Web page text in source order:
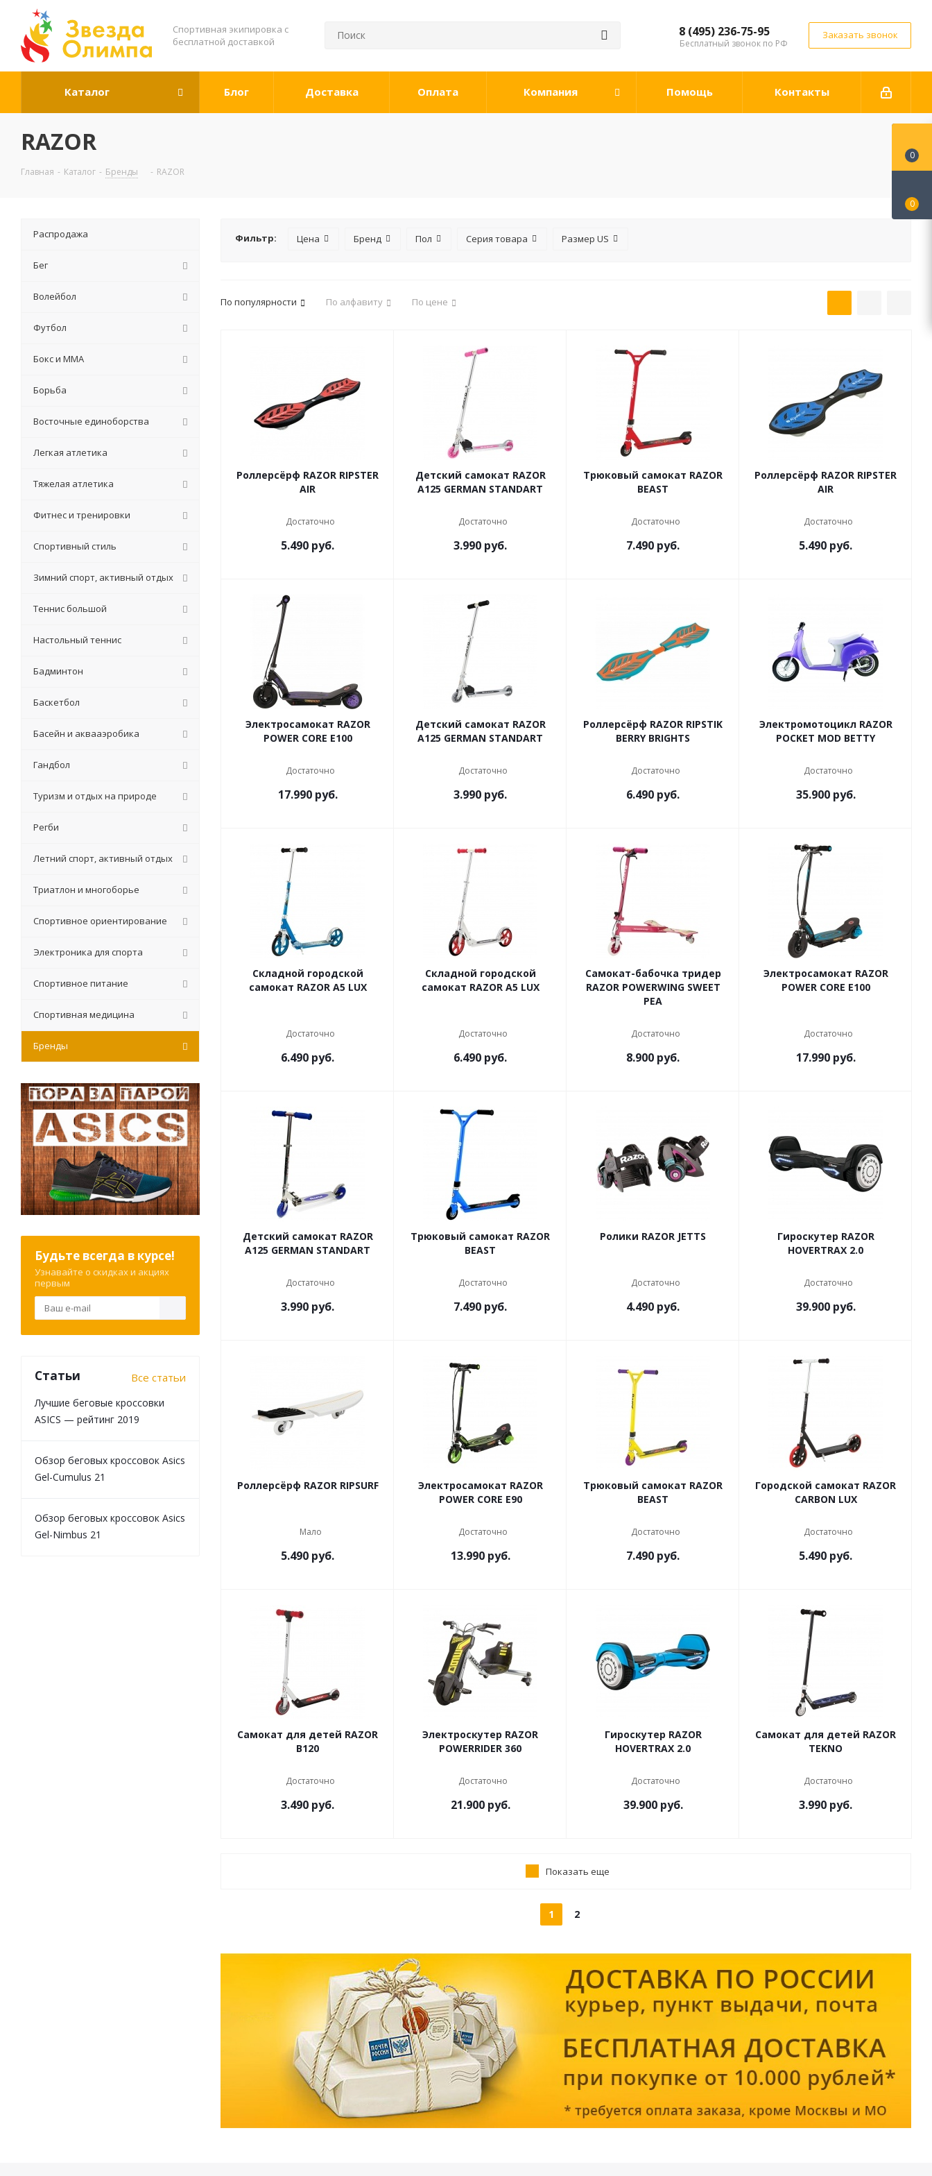
Спортивная экипировка с
бесплатной доставкой
8 (495) 236-75-95
Бесплатный звонок по РФ
Заказать звонок
Каталог Блог Доставка Оплата Компания Помощь Контакты
RAZOR
Главная - Каталог - Бренды - RAZOR
Фильтр: Цена Бренд Пол Серия товара Размер US
По популярности По алфавиту По цене
Роллерсёрф RAZOR RIPSTER
AIR
Достаточно
5.490 руб.
Детский самокат RAZOR
A125 GERMAN STANDART
Достаточно
3.990 руб.
Трюковый самокат RAZOR
BEAST
Достаточно
7.490 руб.
Роллерсёрф RAZOR RIPSTER
AIR
Достаточно
5.490 руб.
Электросамокат RAZOR
POWER CORE E100
Достаточно
17.990руб.
Детский самокат RAZOR
A125 GERMAN STANDART
Достаточно
3.990 руб.
Роллерсёрф RAZOR RIPSTIK
BERRY BRIGHTS
Достаточно
6.490 руб.
Электромотоцикл RAZOR
POCKET MOD BETTY
Достаточно
35.900руб.
Складной городской
самокат RAZOR A5 LUX
Достаточно
6.490 руб.
Складной городской
самокат RAZOR A5 LUX
Достаточно
6.490 руб.
Самокат-бабочка тридер
RAZOR POWERWING SWEET
PEA
Достаточно
8.900 руб.
Электросамокат RAZOR
POWER CORE E100
Достаточно
17.990руб.
Детский самокат RAZOR
A125 GERMAN STANDART
Достаточно
3.990 руб.
Трюковый самокат RAZOR
BEAST
Достаточно
7.490 руб.
Ролики RAZOR JETTS
Достаточно
4.490 руб.
Гироскутер RAZOR
HOVERTRAX 2.0
Достаточно
39.900руб.
Роллерсёрф RAZOR RIPSURF
Мало
5.490 руб.
Электросамокат RAZOR
POWER CORE E90
Достаточно
13.990руб.
Трюковый самокат RAZOR
BEAST
Достаточно
7.490 руб.
Городской самокат RAZOR
CARBON LUX
Достаточно
5.490 руб.
Самокат для детей RAZOR
B120
Достаточно
3.490 руб.
Электроскутер RAZOR
POWERRIDER 360
Достаточно
21.900руб.
Гироскутер RAZOR
HOVERTRAX 2.0
Достаточно
39.900руб.
Самокат для детей RAZOR
TEKNO
Достаточно
3.990 руб.
Показать еще
1 2
Распродажа
Бег
Волейбол
Футбол
Бокс и ММА
Борьба
Восточные единоборства
Легкая атлетика
Тяжелая атлетика
Фитнес и тренировки
Спортивный стиль
Зимний спорт, активный отдых
Теннис большой
Настольный теннис
Бадминтон
Баскетбол
Басейн и аквааэробика
Гандбол
Туризм и отдых на природе
Регби
Летний спорт, активный отдых
Триатлон и многоборье
Спортивное ориентирование
Электроника для спорта
Спортивное питание
Спортивная медицина
Бренды
Будьте всегда в курсе!
Узнавайте о скидках и акциях
первым
Статьи Все статьи
Лучшие беговые кроссовки
ASICS — рейтинг 2019
Обзор беговых кроссовок Asics
Gel-Cumulus 21
Обзор беговых кроссовок Asics
Gel-Nimbus 21
0
0